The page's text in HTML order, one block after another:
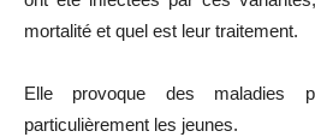
mortalité et quel est leur traitement.
Elle provoque des maladies
particulièrement les jeunes.